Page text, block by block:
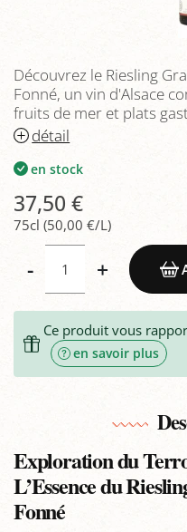
Découvrez le Riesling
Fonné, un vin d'Alsace
fruits de mer et plats
détail
en stock
37,50 €
75cl (50,00 €/L)
- +
Ce produit vous
en savoir plus
Exploration du
L’Essence du
Fonné